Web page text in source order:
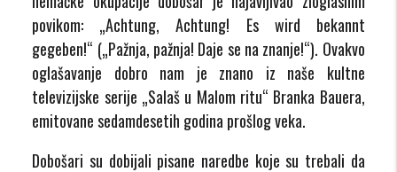
povikom: „Achtung, Achtung! Es wird bekannt
gegeben!“ („Pažnja, pažnja! Daje se na znanje!“). Ovakvo
oglašavanje dobro nam je znano iz naše kultne
televizijske serije „Salaš u Malom ritu“ Branka Bauera,
emitovane sedamdesetih godina prošlog veka.
Dobošari su dobijali pisane naredbe koje su trebali da